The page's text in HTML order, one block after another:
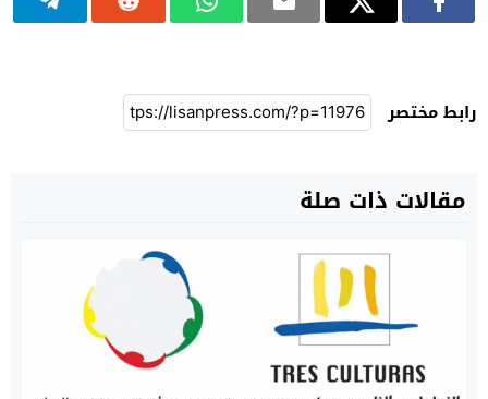
رابط مختصر
مقالات ذات صلة